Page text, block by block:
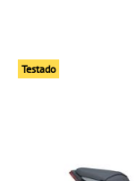
Testado